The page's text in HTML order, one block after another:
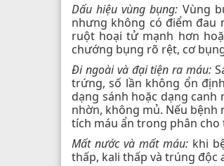
Dấu hiệu vùng bụng: Vùng
nhưng không có điểm đau
ruột hoại tử mạnh hơn
chướng bụng rõ rệt, cơ
Đi ngoài và đại tiện ra máu:
trứng, số lần không ổn
dạng sánh hoặc dạng
nhờn, không mủ. Nếu
tích máu ẩn trong phân
Mất nước và mất máu: khi
thấp, kali thấp và trúng độc